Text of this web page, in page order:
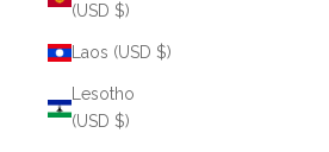
(USD $)
Laos (USD $)
Lesotho
(USD $)